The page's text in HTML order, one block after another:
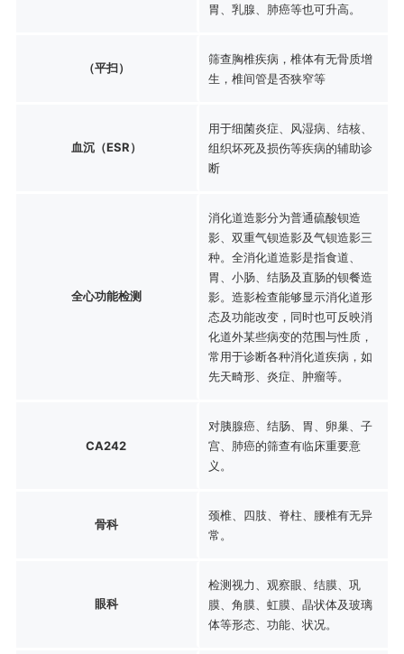
胃、乳腺、肺癌等也可升高。
（平扫）
筛查胸椎疾病，椎体有无骨质增
生，椎间管是否狭窄等
血沉（ESR）
用于细菌炎症、风湿病、结核、
组织坏死及损伤等疾病的辅助诊
断
全心功能检测
消化道造影分为普通硫酸钡造
影、双重气钡造影及气钡造影三
种。全消化道造影是指食道、
胃、小肠、结肠及直肠的钡餐造
影。造影检查能够显示消化道形
态及功能改变，同时也可反映消
化道外某些病变的范围与性质，
常用于诊断各种消化道疾病，如
先天畸形、炎症、肿瘤等。
CA242
对胰腺癌、结肠、胃、卵巢、子
宫、肺癌的筛查有临床重要意
义。
骨科
颈椎、四肢、脊柱、腰椎有无异
常。
眼科
检测视力、观察眼、结膜、巩
膜、角膜、虹膜、晶状体及玻璃
体等形态、功能、状况。